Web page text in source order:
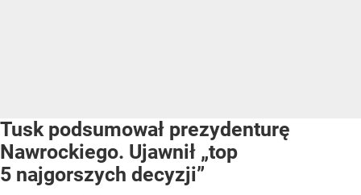
Tusk podsumował prezydenturę
Nawrockiego. Ujawnił „top
5 najgorszych decyzji”